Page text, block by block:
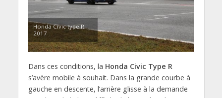
Honda Civic type R
2017
Dans ces conditions, la Honda Civic Type R
s’avère mobile à souhait. Dans la grande courbe à
gauche en descente, l’arrière glisse à la demande